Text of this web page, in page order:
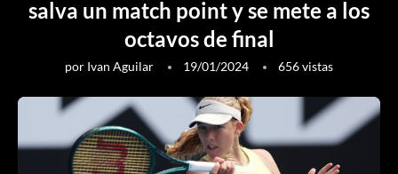
salva un match point y se mete a los
octavos de final
por Ivan Aguilar 19/01/2024 656vistas